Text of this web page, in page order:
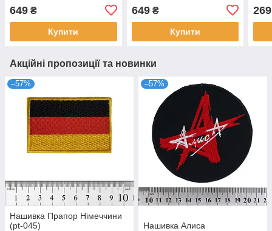
649 ₴
Купити
649₴
Купити
Акційні пропозиції та новинки
–57%
Нашивка Прапор Німеччини
(pt-045)
–57%
Нашивка Алиса